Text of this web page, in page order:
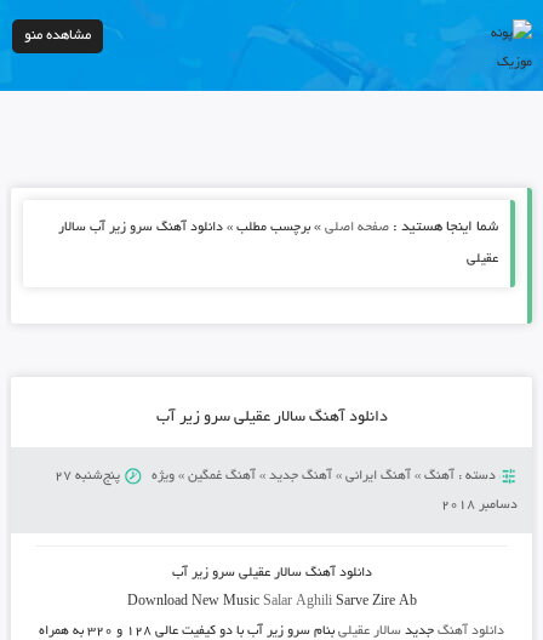
مشاهده منو
شما اینجا هستید : صفحه اصلی» برچسب مطلب » دانلود آهنگ سرو زیر آب سالار
عقیلی
دانلود آهنگ سالار عقیلی سرو زیر آب
دسته : آهنگ» آهنگ ایرانی» آهنگ جدید» آهنگ غمگین» ویژه
پنج‌شنبه 27
دسامبر 2018
دانلود آهنگسالار عقیلی سرو زیر آب
Download New Music Salar AghiliSarve Zire Ab
دانلود آهنگجدید سالار عقیلیبنام سرو زیر آب
با دو کیفیت عالی ۱۲۸ و ۳۲۰ به همراه